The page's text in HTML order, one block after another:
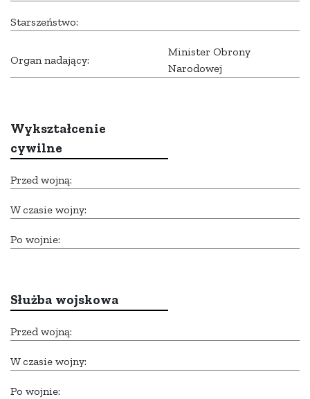
Starszeństwo:
Organ nadający:
Minister Obrony
Narodowej
Wykształcenie
cywilne
Przed wojną:
W czasie wojny:
Po wojnie:
Służba wojskowa
Przed wojną:
W czasie wojny:
Po wojnie: